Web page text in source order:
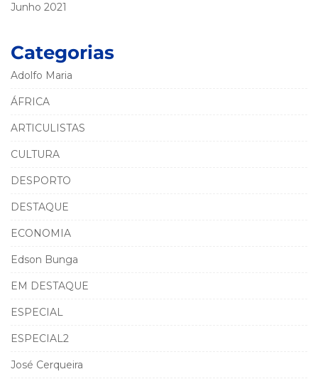
Junho 2021
Categorias
Adolfo Maria
ÁFRICA
ARTICULISTAS
CULTURA
DESPORTO
DESTAQUE
ECONOMIA
Edson Bunga
EM DESTAQUE
ESPECIAL
ESPECIAL2
José Cerqueira